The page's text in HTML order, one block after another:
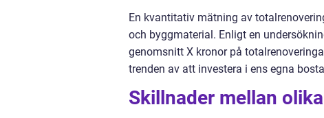
En kvantitativ mätning av
och byggmaterial. Enligt en
genomsnitt X kronor på
trenden av att investera i ens egna
Skillnader mellan